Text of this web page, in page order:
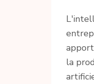
la